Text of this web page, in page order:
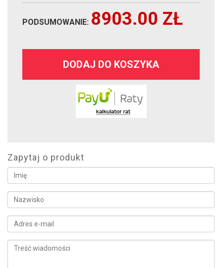
PODSUMOWANIE: 8903.00 ZŁ
DODAJ DO KOSZYKA
Zapytaj o produkt